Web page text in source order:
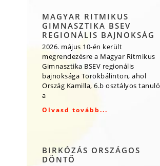
MAGYAR RITMIKUS
GIMNASZTIKA BSEV
REGIONÁLIS BAJNOKSÁG
2026. május 10-én került
megrendezésre a Magyar Ritmikus
Gimnasztika BSEV regionális
bajnoksága Törökbálinton, ahol
Ország Kamilla, 6.b osztályos tanuló
a
Olvasd tovább...
BIRKÓZÁS ORSZÁGOS
DÖNTŐ